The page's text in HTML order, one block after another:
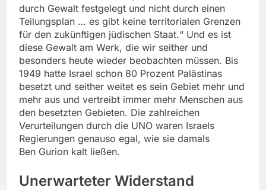
durch Gewalt festgelegt und nicht durch einen
Teilungsplan … es gibt keine territorialen Grenzen
für den zukünftigen jüdischen Staat.“ Und es ist
diese Gewalt am Werk, die wir seither und
besonders heute wieder beobachten müssen. Bis
1949 hatte Israel schon 80 Prozent Palästinas
besetzt und seither weitet es sein Gebiet mehr und
mehr aus und vertreibt immer mehr Menschen aus
den besetzten Gebieten. Die zahlreichen
Verurteilungen durch die UNO waren Israels
Regierungen genauso egal, wie sie damals
Ben Gurion kalt ließen.
Unerwarteter Widerstand